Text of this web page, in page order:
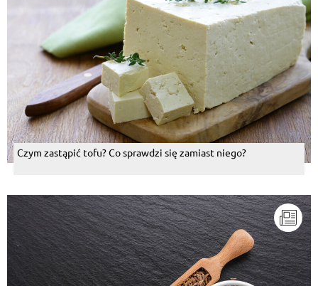
Czym zastąpić tofu? Co sprawdzi się zamiast niego?